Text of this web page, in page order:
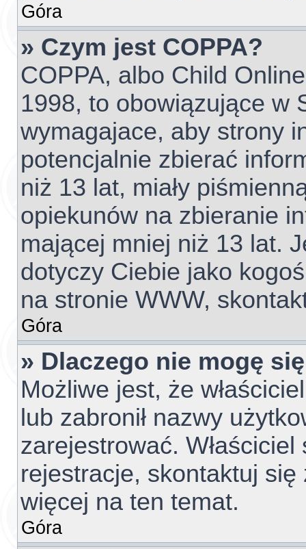
Góra
» Czym jest COPPA?
COPPA, albo Child
1998, to obowiązujące w
wymagajace, aby strony
potencjalnie zbierać
niż 13 lat, miały
opiekunów na zbieranie
mającej mniej niż 13 lat.
dotyczy Ciebie jako
na stronie WWW,
Góra
» Dlaczego nie mogę
Możliwe jest, że
lub zabronił nazwy
zarejestrować.
rejestracje, skontaktuj
więcej na ten temat.
Góra